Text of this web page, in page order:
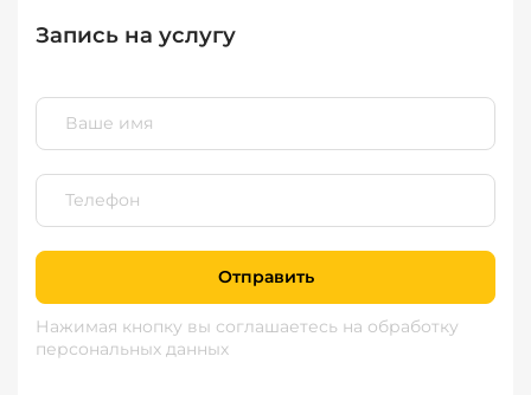
Запись на услугу
Отправить
Нажимая кнопку вы соглашаетесь на обработку
персональных данных